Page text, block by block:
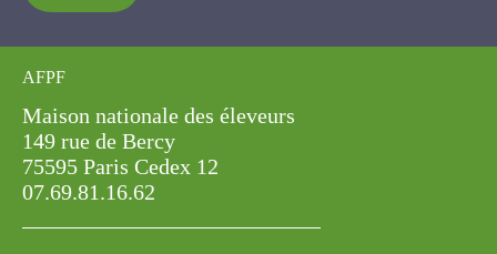
AFPF
Maison nationale des éleveurs
149 rue de Bercy
75595 Paris Cedex 12
07.69.81.16.62